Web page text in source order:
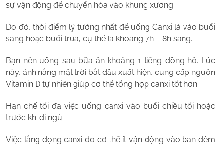
sự vận động để chuyển hóa vào khung xương.
Do đó, thời điểm lý tưởng nhất để uống Canxi là vào buổi
sáng hoặc buổi trưa, cụ thể là khoảng 7h – 8h sáng.
Bạn nên uống sau bữa ăn khoảng 1 tiếng đồng hồ. Lúc
này, ánh nắng mặt trời bắt đầu xuất hiện, cung cấp nguồn
Vitamin D tự nhiên giúp cơ thể tổng hợp canxi tốt hơn.
Hạn chế tối đa việc uống canxi vào buổi chiều tối hoặc
trước khi đi ngủ.
Việc lắng đọng canxi do cơ thể ít vận động vào ban đêm